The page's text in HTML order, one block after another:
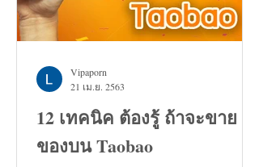
12 เทคนิค ต้องรู้ ถ้าจะขาย
ของบน Taobao
Vipaporn
21 เม.ย. 2563